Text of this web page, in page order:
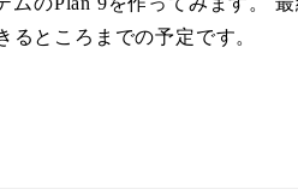
るところまでの予定です。